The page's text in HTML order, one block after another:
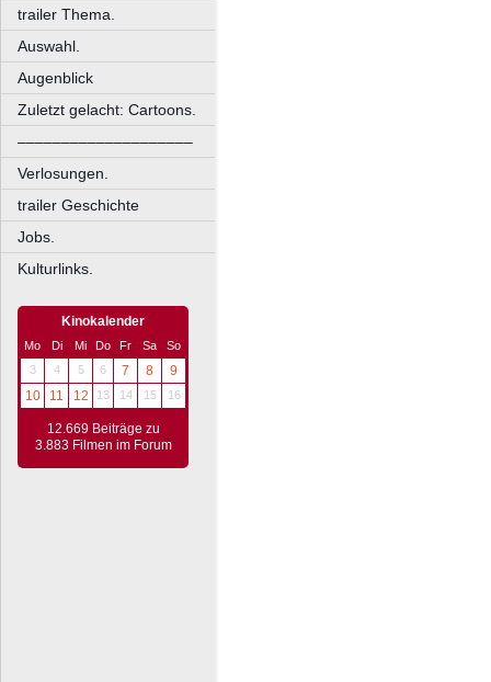
trailer Thema.
Auswahl.
Augenblick
Zuletzt gelacht: Cartoons.
––––––––––––––––––––
Verlosungen.
trailer Geschichte
Jobs.
Kulturlinks.
Kinokalender
Mo Di Mi Do Fr Sa
So
3
4 5 6 7 8
9
10
11 12 13 14 15 16
12.669 Beiträge zu
3.883 Filmen im Forum